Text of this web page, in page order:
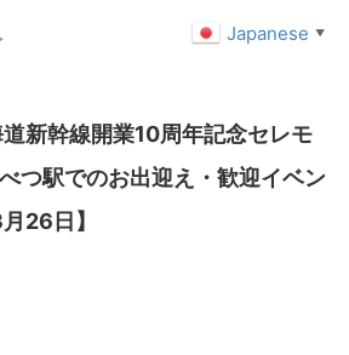
道新幹線開業10周年記念セレモ
つ駅でのお出迎え・歓迎イベン
26日】
Japanese ▼